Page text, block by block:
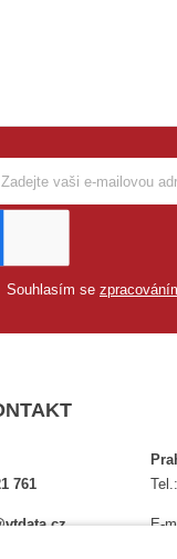
Souhlasím se
761
E-